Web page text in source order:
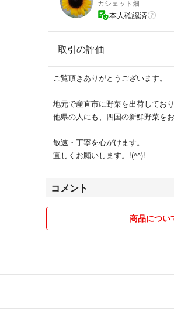
カシェット畑
本人確認済
取引の評価
ご覧頂きありがとうございます。
地元で産直市に野菜を出荷しており
他県の人にも、四国の新鮮野菜を
敏速・丁寧を心がけます。
宜しくお願いします。!(^^)!
コメント
商品につい